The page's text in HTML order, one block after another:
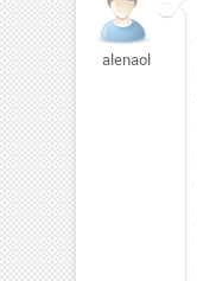
alenaol